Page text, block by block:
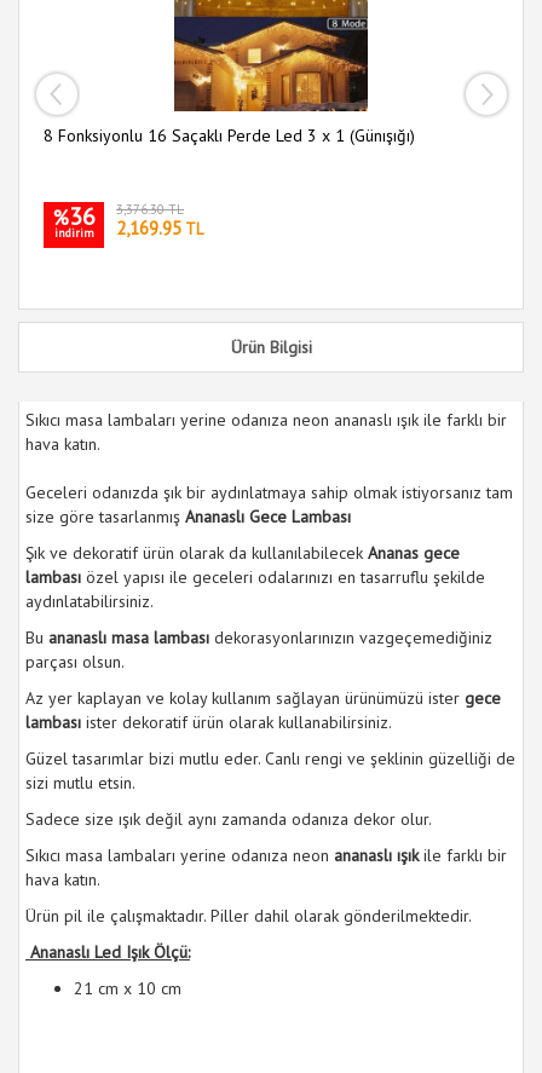
8 Fonksiyonlu 16 Saçaklı Perde Led 3 x 1 (Günışığı)
%36
indirim
3,376.30 TL
2,169.95 TL
Ürün Bilgisi
Sıkıcı masa lambaları yerine odanıza neon ananaslı ışık ile farklı bir
hava katın.
Geceleri odanızda şık bir aydınlatmaya sahip olmak istiyorsanız tam
size göre tasarlanmış Ananaslı Gece Lambası
Şık ve dekoratif ürün olarak da kullanılabilecek Ananas gece
lambası özel yapısı ile geceleri odalarınızı en tasarruflu şekilde
aydınlatabilirsiniz.
Bu ananaslı masa lambası dekorasyonlarınızın vazgeçemediğiniz
parçası olsun.
Az yer kaplayan ve kolay kullanım sağlayan ürünümüzü ister gece
lambası ister dekoratif ürün olarak kullanabilirsiniz.
Güzel tasarımlar bizi mutlu eder. Canlı rengi ve şeklinin güzelliği de
sizi mutlu etsin.
Sadece size ışık değil aynı zamanda odanıza dekor olur.
Sıkıcı masa lambaları yerine odanıza neon ananaslı ışıkile farklı bir
hava katın.
Ürün pil ile çalışmaktadır. Piller dahil olarak gönderilmektedir.
Ananaslı Led Işık Ölçü:
21 cm x 10 cm